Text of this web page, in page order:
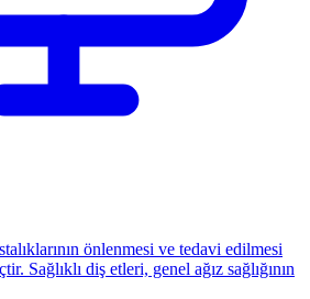
önlenmesi ve tedavi edilmesi
Sağlıklı diş etleri, genel ağız sağlığının